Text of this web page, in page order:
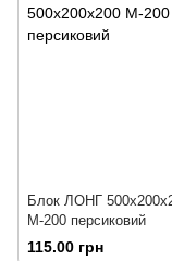
Блок ЛОНГ
М-200 персиковий
115.00 грн